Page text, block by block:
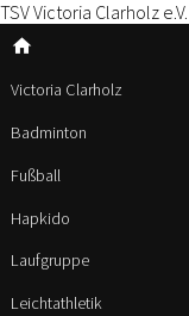
TSV Victoria Clarholz e.V.
home
Victoria Clarholz
Badminton
Fußball
Hapkido
Laufgruppe
Leichtathletik